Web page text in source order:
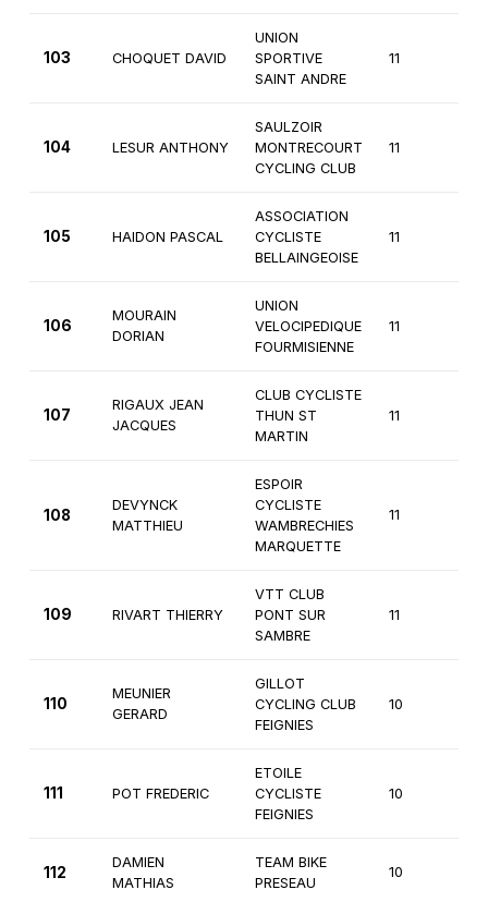
103 CHOQUET DAVID
UNION
SPORTIVE
SAINT ANDRE
11
104 LESUR ANTHONY
SAULZOIR
MONTRECOURT
CYCLING CLUB
11
105 HAIDON PASCAL
ASSOCIATION
CYCLISTE
BELLAINGEOISE
11
106
MOURAIN
DORIAN
UNION
VELOCIPEDIQUE
FOURMISIENNE
11
107
RIGAUX JEAN
JACQUES
CLUB CYCLISTE
THUN ST
MARTIN
11
108
DEVYNCK
MATTHIEU
ESPOIR
CYCLISTE
WAMBRECHIES
MARQUETTE
11
109 RIVART THIERRY
VTT CLUB
PONT SUR
SAMBRE
11
110
MEUNIER
GERARD
GILLOT
CYCLING CLUB
FEIGNIES
10
111 POT FREDERIC
ETOILE
CYCLISTE
FEIGNIES
10
112
DAMIEN
MATHIAS
TEAM BIKE
PRESEAU
10